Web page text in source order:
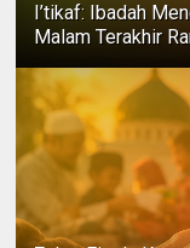
I’tikaf: Ibadah
Malam Terakhir